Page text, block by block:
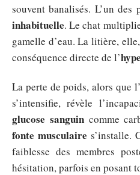
souvent banalisés. L’un
inhabituelle. Le chat
gamelle d’eau. La litière,
conséquence directe de l’
La perte de poids, alors que
s’intensifie, révèle
glucose sanguincomme
fonte musculaire s’installe.
faiblesse des membres
hésitation, parfois en posant